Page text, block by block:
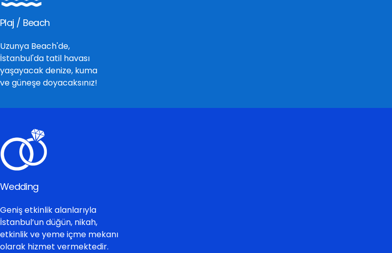
Plaj / Beach
Uzunya Beach'de,
İstanbul'da tatil havası
yaşayacak denize, kuma
ve güneşe doyacaksınız!
Wedding
Geniş etkinlik alanlarıyla
İstanbul’un düğün, nikah,
etkinlik ve yeme içme mekanı
olarak hizmet vermektedir.